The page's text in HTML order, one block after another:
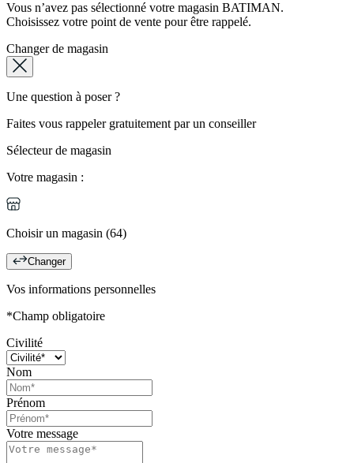
Vous n’avez pas sélectionné votre magasin BATIMAN.
Choisissez votre point de vente pour être rappelé.
Changer de magasin
Une question à poser ?
Faites vous rappeler gratuitement par un conseiller
Sélecteur de magasin
Votre magasin :
Choisir un magasin (64)
Changer
Vos informations personnelles
*Champ obligatoire
Civilité
Nom
Prénom
Votre message